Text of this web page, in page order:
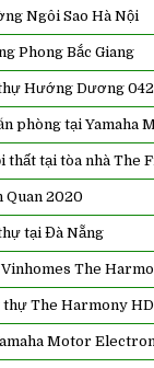
Ngôi Sao Hà Nội
Phong Bắc Giang
Hướng Dương
phòng tại Yamaha
thất tại tòa nhà The
Quan 2020
tại Đà Nẵng
The
thự The Harmony
Motor